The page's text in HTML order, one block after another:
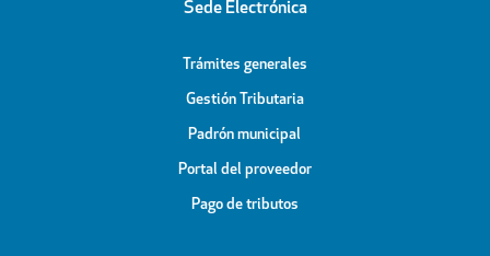
Sede Electrónica
Trámites generales
Gestión Tributaria
Padrón municipal
Portal del proveedor
Pago de tributos